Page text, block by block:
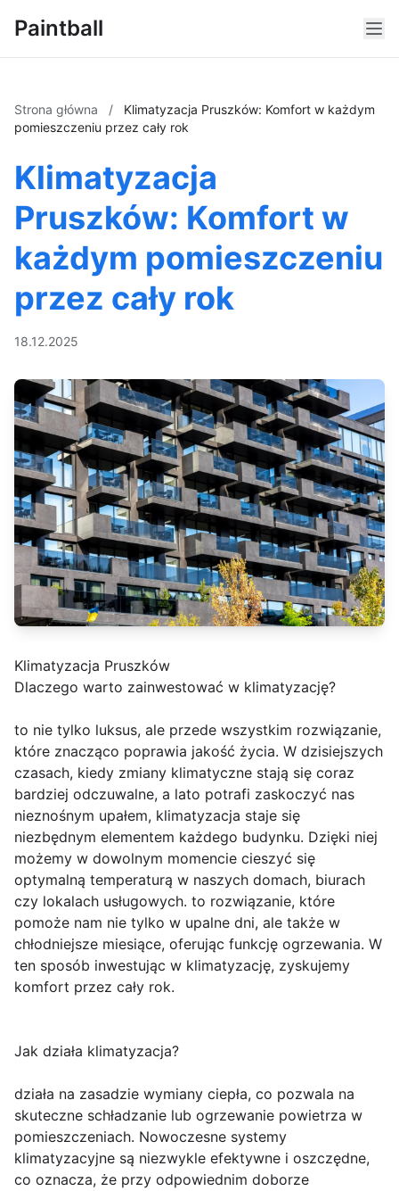
Paintball
Strona główna /
Klimatyzacja Pruszków: Komfort w każdym
pomieszczeniu przez cały rok
Klimatyzacja
Pruszków: Komfort w
każdym pomieszczeniu
przez cały rok
18.12.2025
Klimatyzacja Pruszków
Dlaczego warto zainwestować w klimatyzację?
to nie tylko luksus, ale przede wszystkim rozwiązanie,
które znacząco poprawia jakość życia. W dzisiejszych
czasach, kiedy zmiany klimatyczne stają się coraz
bardziej odczuwalne, a lato potrafi zaskoczyć nas
nieznośnym upałem, klimatyzacja staje się
niezbędnym elementem każdego budynku. Dzięki niej
możemy w dowolnym momencie cieszyć się
optymalną temperaturą w naszych domach, biurach
czy lokalach usługowych. to rozwiązanie, które
pomoże nam nie tylko w upalne dni, ale także w
chłodniejsze miesiące, oferując funkcję ogrzewania. W
ten sposób inwestując w klimatyzację, zyskujemy
komfort przez cały rok.
Jak działa klimatyzacja?
działa na zasadzie wymiany ciepła, co pozwala na
skuteczne schładzanie lub ogrzewanie powietrza w
pomieszczeniach. Nowoczesne systemy
klimatyzacyjne są niezwykle efektywne i oszczędne,
co oznacza, że przy odpowiednim doborze